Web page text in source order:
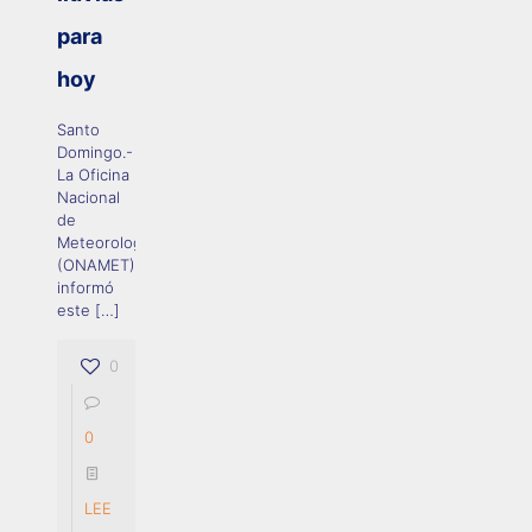
para
hoy
Santo
Domingo.-
La Oficina
Nacional
de
Meteorología
(ONAMET)
informó
este […]
0
0
LEE